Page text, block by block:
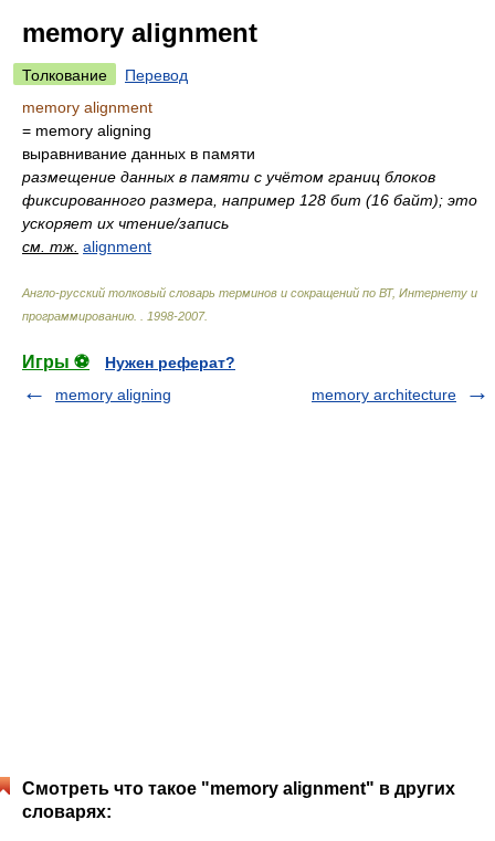
memory alignment
Толкование
Перевод
memory alignment
= memory aligning
выравнивание данных в памяти
размещение данных в памяти с учётом границ блоков
фиксированного размера, например 128 бит (16 байт); это
ускоряет их чтение/запись
см. тж. alignment
Англо-русский толковый словарь терминов и сокращений по ВТ, Интернету и
программированию.
1998-2007.
Игры ⚽
Нужен реферат?
memory aligning
memory architecture
Смотреть что такое "memory alignment" в других
словарях: